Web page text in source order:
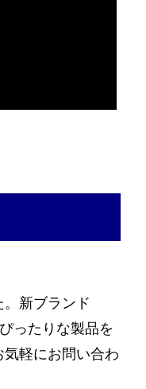
新ブランド
ったりな製品を
軽にお問い合わ